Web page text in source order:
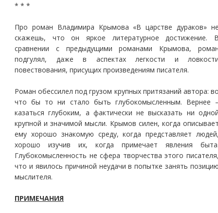
* * *
Про роман Владимира Крымова «В царстве дураков»
скажешь, что он яркое литературное достижение.
сравнении с предыдущими романами Крымова,
подгулял, даже в аспектах легкости и
повествования, присущих произведениям писателя.
Роман обессилел под грузом крупных притязаний автора:
что бы то ни стало быть глубокомысленным. Вернее
казаться глубоким, а фактически не высказать ни
крупной и значимой мысли. Крымов силен, когда
ему хорошо знакомую среду, когда представляет
хорошо изучив их, когда примечает явления
Глубокомысленность не сфера творчества этого
что и явилось причиной неудачи в попытке занять
мыслителя.
ПРИМЕЧАНИЯ